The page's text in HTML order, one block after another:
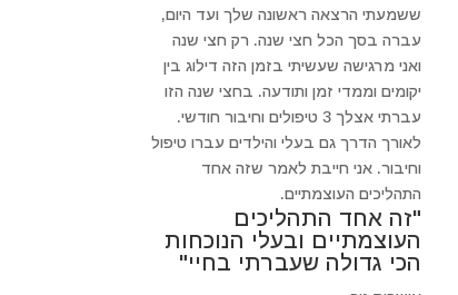
ששמעתי הרצאה ראשונה שלך ועד היום,
עברה בסך הכל חצי שנה. רק חצי שנה
ואני מרגישה שעשיתי בזמן הזה דילוג בין
יקומים וממדי זמן ותודעה. בחצי שנה הזו
עברתי אצלך 3 טיפולים וחיבור חודשי.
לאורך הדרך גם בעלי והילדים עברו טיפול
וחיבור. אני חייבת לאמר שזה אחד
התהליכים העוצמתיים.
"זה אחד התהליכים
העוצמתיים ובעלי הנוכחות
הכי גדולה שעברתי בחיי"